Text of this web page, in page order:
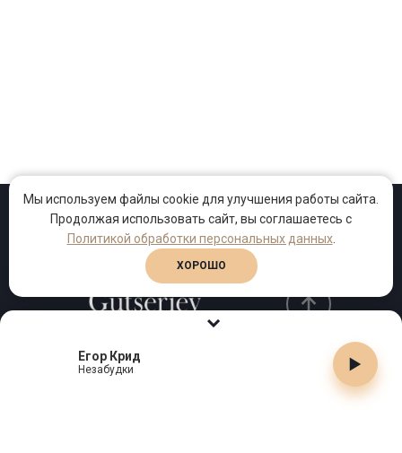
Егор Крид
Незабудки
Проекты Песни Клипы
Телефон:
Мы используем файлы cookie для улучшения работы сайта.
Продолжая использовать сайт, вы соглашаетесь с
Политикой обработки персональных данных.
ХОРОШО